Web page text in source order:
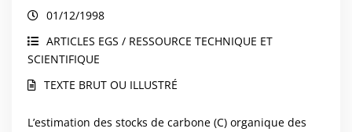
01/12/1998
ARTICLES EGS / RESSOURCE TECHNIQUE ET
SCIENTIFIQUE
TEXTE BRUT OU ILLUSTRÉ
L’estimation des stocks de carbone (C) organique des